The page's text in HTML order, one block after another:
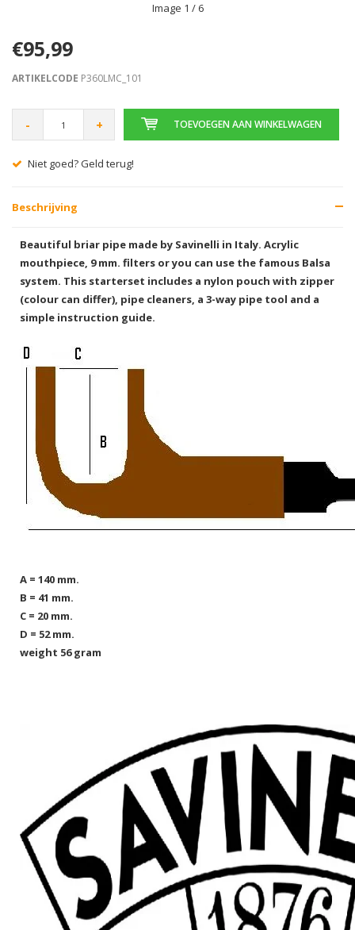
Image 1 / 6
€95,99
ARTIKELCODE P360LMC_101
- + TOEVOEGEN AAN WINKELWAGEN
Gratis verzending vanaf € 75,00
Beschrijving
Beautiful briar pipe made by Savinelli in Italy. Acrylic
mouthpiece, 9 mm. filters or you can use the famous Balsa
system. This starterset includes a nylon pouch with zipper
(colour can differ), pipe cleaners, a 3-way pipe tool and a
simple instruction guide.
A = 140 mm.
B = 41 mm.
C = 20 mm.
D = 52 mm.
weight 56 gram